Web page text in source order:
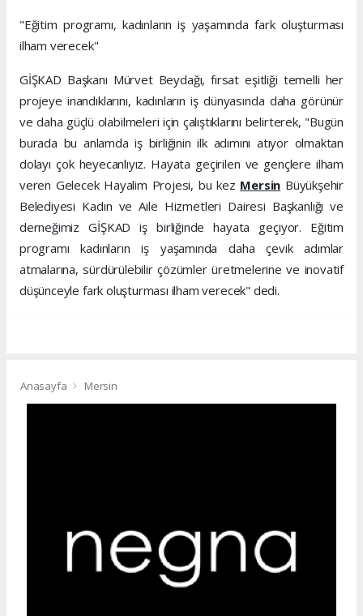
"Eğitim programı, kadınların iş yaşamında fark oluşturması
ilham verecek"
GİŞKAD Başkanı Mürvet Beydağı, fırsat eşitliği temelli her
projeye inandıklarını, kadınların iş dünyasında daha görünür
ve daha güçlü olabilmeleri için çalıştıklarını belirterek, "Bugün
burada bu anlamda iş birliğinin ilk adımını atıyor olmaktan
dolayı çok heyecanlıyız. Hayata geçirilen ve gençlere ilham
veren Gelecek Hayalim Projesi, bu kez Mersin Büyükşehir
Belediyesi Kadın ve Aile Hizmetleri Dairesi Başkanlığı ve
derneğimiz GİŞKAD iş birliğinde hayata geçiyor. Eğitim
programı kadınların iş yaşamında daha çevik adımlar
atmalarına, sürdürülebilir çözümler üretmelerine ve inovatif
düşünceyle fark oluşturması ilham verecek" dedi.
Anasayfa Mersin